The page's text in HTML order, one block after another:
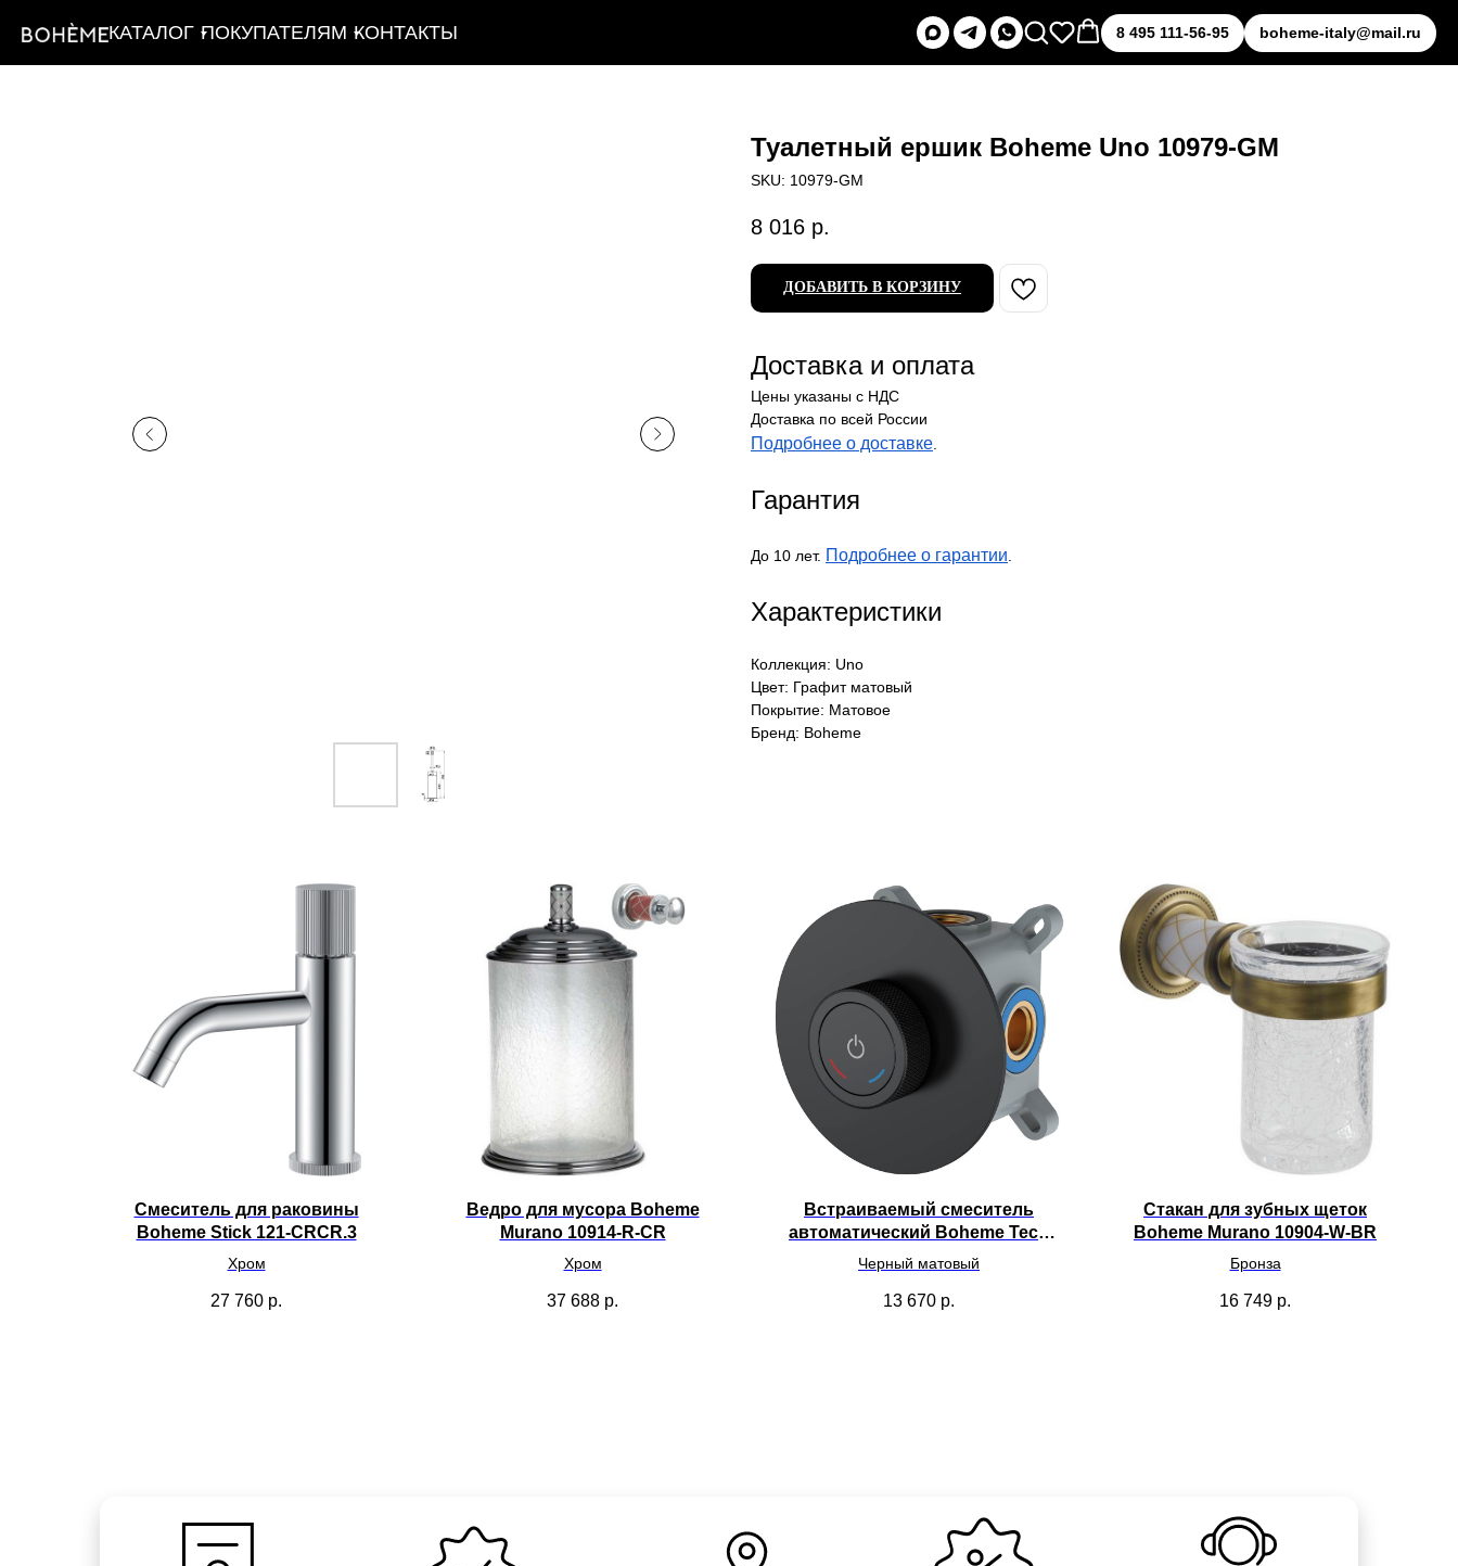
КАТАЛОГ ПОКУПАТЕЛЯМ КОНТАКТЫ 8 495 111-56-95 boheme-italy@mail.ru
Туалетный ершик Boheme Uno 10979-GM
SKU: 10979-GM
8 016 р.
ДОБАВИТЬ В КОРЗИНУ
Доставка и оплата
Цены указаны с НДС
Доставка по всей России
Подробнее о доставке.
Гарантия
До 10 лет. Подробнее о гарантии.
Характеристики
Коллекция: Uno
Цвет: Графит матовый
Покрытие: Матовое
Бренд: Boheme
Смеситель для раковины
Boheme Stick 121-CRCR.3
Хром
27 760 р.
Ведро для мусора Boheme
Murano 10914-R-CR
Хром
37 688 р.
Встраиваемый смеситель
автоматический Boheme Tech
154-4-B
Черный матовый
13 670 р.
Стакан для зубных щеток
Boheme Murano 10904-W-BR
Бронза
16 749 р.